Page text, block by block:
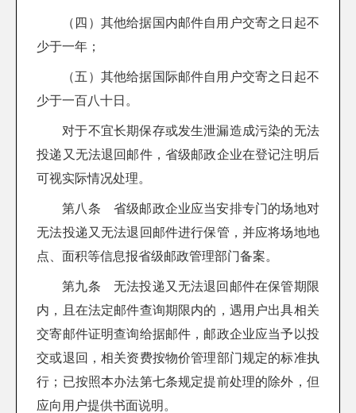
（四）其他给据国内邮件自用户交寄之日起不
少于一年；
（五）其他给据国际邮件自用户交寄之日起不
少于一百八十日。
对于不宜长期保存或发生泄漏造成污染的无法
投递又无法退回邮件，省级邮政企业在登记注明后
可视实际情况处理。
第八条 省级邮政企业应当安排专门的场地对
无法投递又无法退回邮件进行保管，并应将场地地
点、面积等信息报省级邮政管理部门备案。
第九条 无法投递又无法退回邮件在保管期限
内，且在法定邮件查询期限内的，遇用户出具相关
交寄邮件证明查询给据邮件，邮政企业应当予以投
交或退回，相关资费按物价管理部门规定的标准执
行；已按照本办法第七条规定提前处理的除外，但
应向用户提供书面说明。